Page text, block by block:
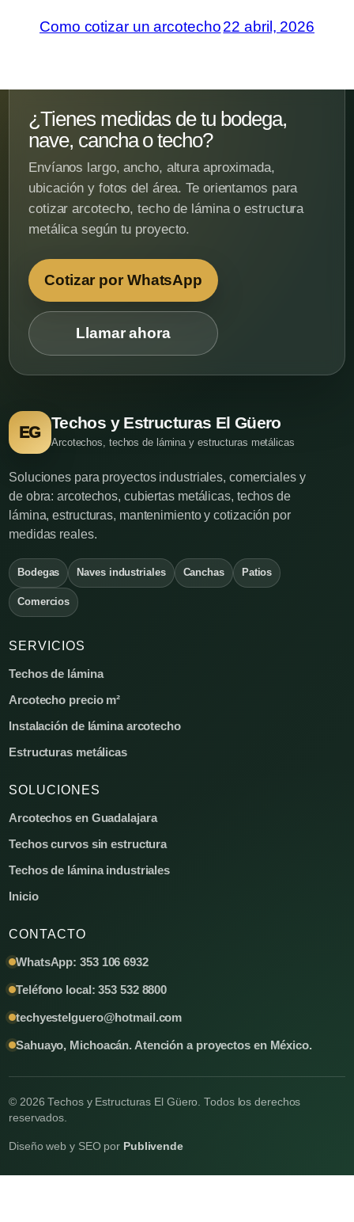
Como cotizar un arcotecho22 abril, 2026
¿Tienes medidas de tu bodega,
nave, cancha o techo?
Envíanos largo, ancho, altura aproximada,
ubicación y fotos del área. Te orientamos para
cotizar arcotecho, techo de lámina o estructura
metálica según tu proyecto.
Cotizar por WhatsApp
Llamar ahora
EG
Techos y Estructuras El Güero
Arcotechos, techos de lámina y estructuras metálicas
Soluciones para proyectos industriales, comerciales y
de obra: arcotechos, cubiertas metálicas, techos de
lámina, estructuras, mantenimiento y cotización por
medidas reales.
Bodegas Naves industriales Canchas Patios
Comercios
SERVICIOS
Techos de lámina
Arcotecho precio m²
Instalación de lámina arcotecho
Estructuras metálicas
SOLUCIONES
Arcotechos en Guadalajara
Techos curvos sin estructura
Techos de lámina industriales
Inicio
CONTACTO
WhatsApp: 353 106 6932
Teléfono local: 353 532 8800
techyestelguero@hotmail.com
Sahuayo, Michoacán. Atención a proyectos en México.
© 2026 Techos y Estructuras El Güero. Todos los derechos
reservados.
Diseño web y SEO por Publivende